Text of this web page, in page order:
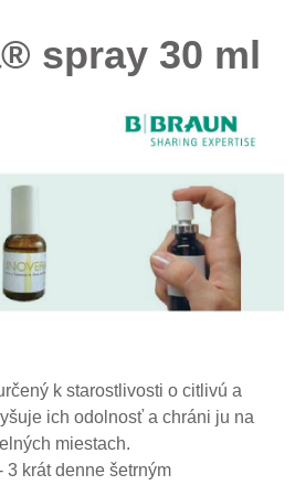
spray 30 ml
k starostlivosti o citlivú a
ich odolnosť a chráni ju na
miestach.
3 krát denne šetrným